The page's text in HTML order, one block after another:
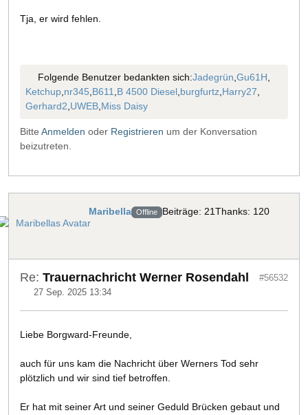
Tja, er wird fehlen.
Folgende Benutzer bedankten sich:Jadegrün,Gu61H,
Ketchup,nr345,B611,B 4500 Diesel,burgfurtz,Harry27,
Gerhard2,UWEB,Miss Daisy
Bitte Anmelden oder Registrieren um der Konversation
beizutreten.
Maribella Offline Beiträge: 21Thanks: 120
Re: Trauernachricht Werner Rosendahl
27 Sep. 2025 13:34
#56532
Liebe Borgward-Freunde,
auch für uns kam die Nachricht über Werners Tod sehr
plötzlich und wir sind tief betroffen.
Er hat mit seiner Art und seiner Geduld Brücken gebaut und